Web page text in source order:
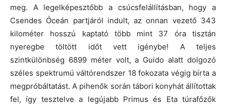
meg. A legelképesztőbb a csúcsfelállításban, hogy a
Csendes Óceán partjáról indult, az onnan vezető 343
kilométer hosszú kaptató több mint 37 óra tisztán
nyeregbe töltött időt vett igénybe! A teljes
szintkülönbség 6899 méter volt, a Guido alatt dolgozó
széles spektrumú váltórendszer 18 fokozata végig bírta a
megpróbáltatást. A pihenők során tábori konyhát állítottak
fel, így tesztelve a legújabb Primus és Eta túrafőzők